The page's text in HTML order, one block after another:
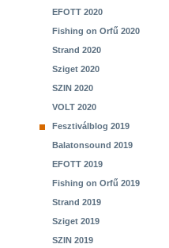
EFOTT 2020
Fishing on Orfű 2020
Strand 2020
Sziget 2020
SZIN 2020
VOLT 2020
Fesztiválblog 2019
Balatonsound 2019
EFOTT 2019
Fishing on Orfű 2019
Strand 2019
Sziget 2019
SZIN 2019